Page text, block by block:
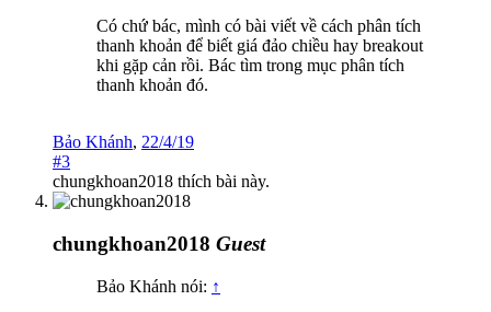
Có chứ bác, mình có bài viết về cách phân tích
thanh khoản để biết giá đảo chiều hay breakout
khi gặp cản rồi. Bác tìm trong mục phân tích
thanh khoản đó.
Bảo Khánh, 22/4/19
#3
chungkhoan2018 thích bài này.
chungkhoan2018 Guest
Bảo Khánh nói: ↑